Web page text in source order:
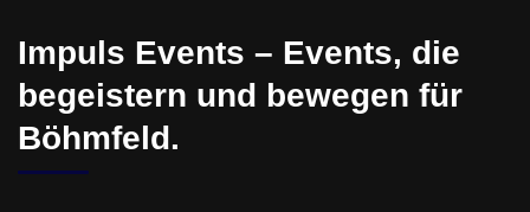
Impuls Events – Events, die
begeistern und bewegen für
Böhmfeld.